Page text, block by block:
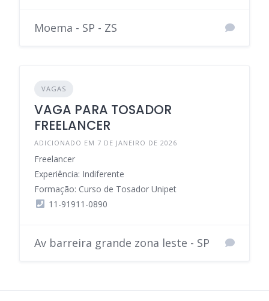
Moema - SP - ZS
VAGAS
VAGA PARA TOSADOR
FREELANCER
ADICIONADO EM 7 DE JANEIRO DE 2026
Freelancer
Experiência: Indiferente
Formação: Curso de Tosador Unipet
11-91911-0890
Av barreira grande zona leste - SP